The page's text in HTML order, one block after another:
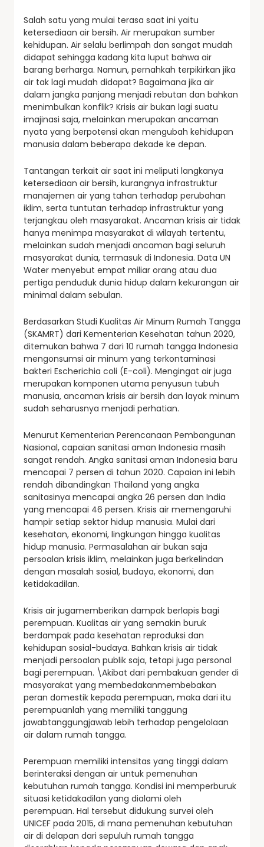
Salah satu yang mulai terasa saat ini yaitu
ketersediaan air bersih. Air merupakan sumber
kehidupan. Air selalu berlimpah dan sangat mudah
didapat sehingga kadang kita luput bahwa air
barang berharga. Namun, pernahkah terpikirkan jika
air tak lagi mudah didapat? Bagaimana jika air
dalam jangka panjang menjadi rebutan dan bahkan
menimbulkan konflik? Krisis air bukan lagi suatu
imajinasi saja, melainkan merupakan ancaman
nyata yang berpotensi akan mengubah kehidupan
manusia dalam beberapa dekade ke depan.
Tantangan terkait air saat ini meliputi langkanya
ketersediaan air bersih, kurangnya infrastruktur
manajemen air yang tahan terhadap perubahan
iklim, serta tuntutan terhadap infrastruktur yang
terjangkau oleh masyarakat. Ancaman krisis air tidak
hanya menimpa masyarakat di wilayah tertentu,
melainkan sudah menjadi ancaman bagi seluruh
masyarakat dunia, termasuk di Indonesia. Data UN
Water menyebut empat miliar orang atau dua
pertiga penduduk dunia hidup dalam kekurangan air
minimal dalam sebulan.
Berdasarkan Studi Kualitas Air Minum Rumah Tangga
(SKAMRT) dari Kementerian Kesehatan tahun 2020,
ditemukan bahwa 7 dari 10 rumah tangga Indonesia
mengonsumsi air minum yang terkontaminasi
bakteri Escherichia coli (E-coli). Mengingat air juga
merupakan komponen utama penyusun tubuh
manusia, ancaman krisis air bersih dan layak minum
sudah seharusnya menjadi perhatian.
Menurut Kementerian Perencanaan Pembangunan
Nasional, capaian sanitasi aman Indonesia masih
sangat rendah. Angka sanitasi aman Indonesia baru
mencapai 7 persen di tahun 2020. Capaian ini lebih
rendah dibandingkan Thailand yang angka
sanitasinya mencapai angka 26 persen dan India
yang mencapai 46 persen. Krisis air memengaruhi
hampir setiap sektor hidup manusia. Mulai dari
kesehatan, ekonomi, lingkungan hingga kualitas
hidup manusia. Permasalahan air bukan saja
persoalan krisis iklim, melainkan juga berkelindan
dengan masalah sosial, budaya, ekonomi, dan
ketidakadilan.
Krisis air jugamemberikan dampak berlapis bagi
perempuan. Kualitas air yang semakin buruk
berdampak pada kesehatan reproduksi dan
kehidupan sosial-budaya. Bahkan krisis air tidak
menjadi persoalan publik saja, tetapi juga personal
bagi perempuan. \Akibat dari pembakuan gender di
masyarakat yang membedakanmembebakan
peran domestik kepada perempuan, maka dari itu
perempuanlah yang memiliki tanggung
jawabtanggungjawab lebih terhadap pengelolaan
air dalam rumah tangga.
Perempuan memiliki intensitas yang tinggi dalam
berinteraksi dengan air untuk pemenuhan
kebutuhan rumah tangga. Kondisi ini memperburuk
situasi ketidakadilan yang dialami oleh
perempuan. Hal tersebut didukung survei oleh
UNICEF pada 2015, di mana pemenuhan kebutuhan
air di delapan dari sepuluh rumah tangga